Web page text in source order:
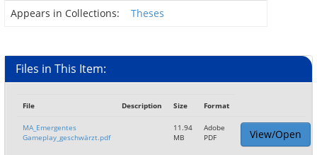
Appears in Collections:
Theses
Files in This Item:
File Description Size Format
MA_Emergentes
Gameplay_geschwärzt.pdf
11.94
MB
Adobe
PDF
View/Open